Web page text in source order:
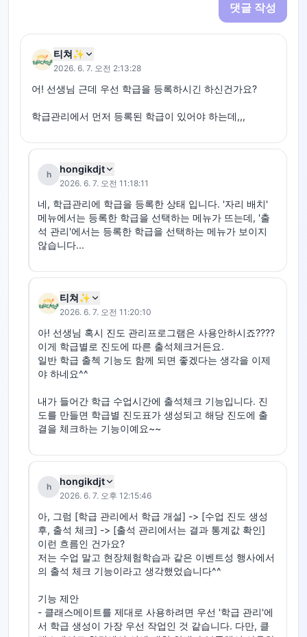
댓글 작성
티쳐✨
2026. 6. 7. 오전 2:13:28
어! 선생님 근데 우선 학급을 등록하시긴 하신건가요?
학급관리에서 먼저 등록된 학급이 있어야 하는데,,,
h hongikdjt
2026. 6. 7. 오전 11:18:11
네, 학급관리에 학급을 등록한 상태 입니다. '자리 배치'
메뉴에서는 등록한 학급을 선택하는 메뉴가 뜨는데, '출
석 관리'에서는 등록한 학급을 선택하는 메뉴가 보이지
않습니다...
티쳐✨
2026. 6. 7. 오전 11:20:10
아! 선생님 혹시 진도 관리프로그램은 사용안하시죠????
이게 학급별로 진도에 따른 출석체크거든요.
일반 학급 출첵 기능도 함께 되면 좋겠다는 생각을 이제
야 하네요^^
내가 들어간 학급 수업시간에 출석체크 기능입니다. 진
도를 만들면 학급별 진도표가 생성되고 해당 진도에 출
결을 체크하는 기능이예요~~
h hongikdjt
2026. 6. 7. 오후 12:15:46
아, 그럼 [학급 관리에서 학급 개설] -> [수업 진도 생성
후, 출석 체크] -> [출석 관리에서는 결과 통계값 확인]
이런 흐름인 건가요?
저는 수업 말고 현장체험학습과 같은 이벤트성 행사에서
의 출석 체크 기능이라고 생각했었습니다^^
기능 제안
- 클래스메이트를 제대로 사용하려면 우선 '학급 관리'에
서 학급 생성이 가장 우선 작업인 것 같습니다. 다만, 클